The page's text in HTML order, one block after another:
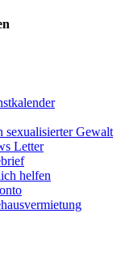
sexualisierter Gewalt
Letter
helfen